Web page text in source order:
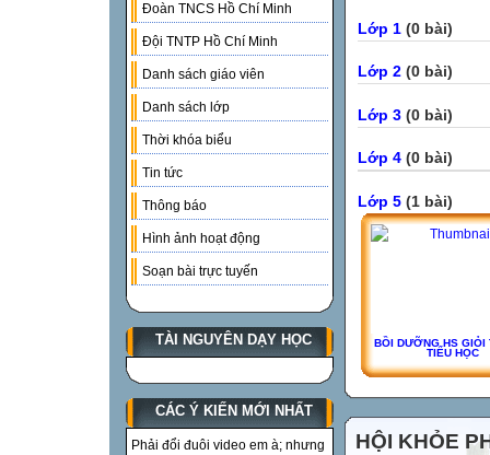
Đoàn TNCS Hồ Chí Minh
Đội TNTP Hồ Chí Minh
Danh sách giáo viên
Danh sách lớp
Thời khóa biểu
Tin tức
Thông báo
Hình ảnh hoạt động
Soạn bài trực tuyến
TÀI NGUYÊN DẠY HỌC
CÁC Ý KIẾN MỚI NHẤT
Phải đổi đuôi video em à; nhưng
Lớp 1 (0 bài)
Lớp 2 (0 bài)
Lớp 3 (0 bài)
Lớp 4 (0 bài)
Lớp 5 (1 bài)
BỒI DƯỠNG HS GIỎI
TIỂU HỌC
HỘI KHỎE